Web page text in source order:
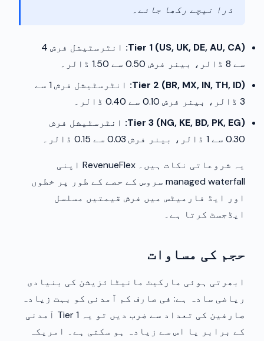
ذرا نیچے رکھا جائے۔
Tier 1 (US, UK, DE, AU, CA):
انٹرسٹیشل فرش 4
سے 8 ڈالر، بینر فرش 0.50 سے 1.50 ڈالر۔
Tier 2 (BR, MX, IN, TH, ID):
انٹرسٹیشل فرش 1 سے
3 ڈالر، بینر فرش 0.10 سے 0.40 ڈالر۔
Tier 3 (NG, KE, BD, PK, EG):
انٹرسٹیشل فرش
0.30 سے 1 ڈالر، بینر فرش 0.03 سے 0.15 ڈالر۔
یہ شروعاتی نکات ہیں۔ RevenueFlex اپنی
managed waterfall سروس کے حصے کے طور پر خطوں
اور ایڈ فارمیٹس میں فرش قیمتیں مسلسل
ایڈجسٹ کرتا ہے۔
حجم کی مساوات
ابھرتی ہوئی مارکیٹ مانیٹائزیشن کی بنیادی
ریاضی سادہ ہے: فی صارف کم آمدنی کو بہت زیادہ
صارفین کی تعداد سے ضرب دیں تو یہ Tier 1 آمدنی
کے برابر یا اس سے زیادہ ہو سکتی ہے۔ امریکہ